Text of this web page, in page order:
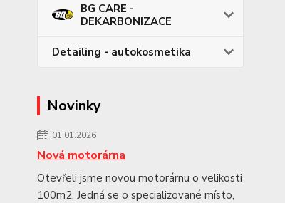
BG CARE -
DEKARBONIZACE
Detailing - autokosmetika
Novinky
01.01.2026
Nová motorárna
Otevřeli jsme novou motorárnu o velikosti
100m2. Jedná se o specializované místo,